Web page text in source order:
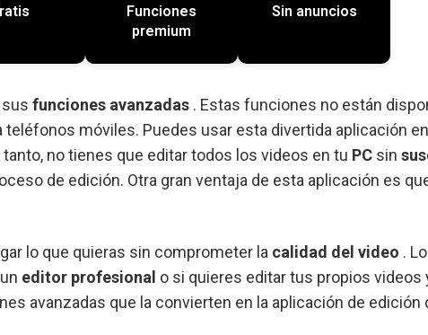
Funciones
premium
Sin anuncios
funciones avanzadas . Estas funciones no están
móviles. Puedes usar esta divertida aplicación
no tienes que editar todos los videos en tu PC sin
de edición. Otra gran ventaja de esta aplicación es
lo que quieras sin comprometer la calidad del video .
editor profesional o si quieres editar tus propios videos
avanzadas que la convierten en la aplicación de edición